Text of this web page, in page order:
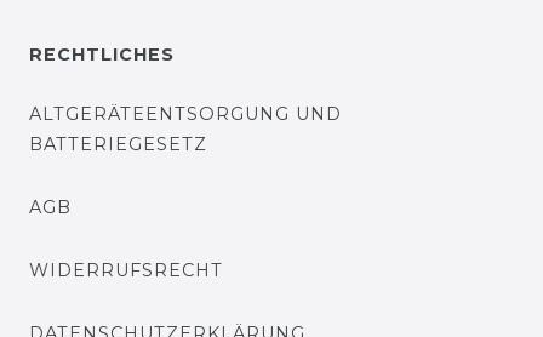
RECHTLICHES
ALTGERÄTEENTSORGUNG UND
BATTERIEGESETZ
AGB
WIDERRUFSRECHT